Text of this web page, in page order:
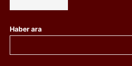
Haber ara